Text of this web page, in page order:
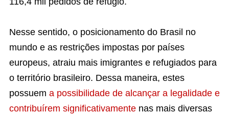
Nesse sentido, o posicionamento do Brasil no
mundo e as restrições impostas por países
europeus, atraiu mais imigrantes e refugiados para
o território brasileiro. Dessa maneira, estes
possuem a possibilidade de alcançar a legalidade e
contribuírem significativamente nas mais diversas